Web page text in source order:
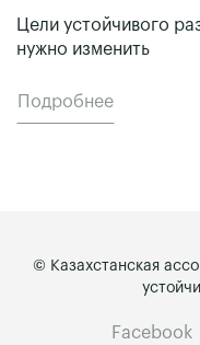
Цели устойчивого
нужно изменить
Подробнее
© Казахстанская
Facebook